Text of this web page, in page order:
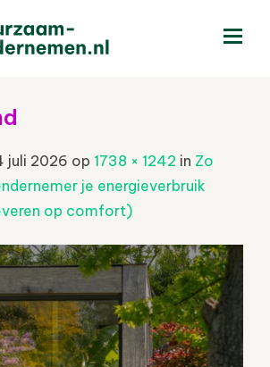
juli 2026 op 1738 × 1242 in Zo
je energieverbruik
op comfort)